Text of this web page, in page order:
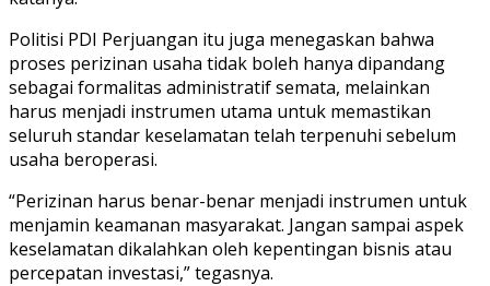
Politisi PDI Perjuangan itu juga menegaskan bahwa
proses perizinan usaha tidak boleh hanya dipandang
sebagai formalitas administratif semata, melainkan
harus menjadi instrumen utama untuk memastikan
seluruh standar keselamatan telah terpenuhi sebelum
usaha beroperasi.
“Perizinan harus benar-benar menjadi instrumen untuk
menjamin keamanan masyarakat. Jangan sampai aspek
keselamatan dikalahkan oleh kepentingan bisnis atau
percepatan investasi,” tegasnya.